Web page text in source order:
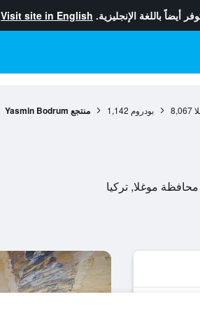
أيضاً باللغة الإنجليزية. Visit site in English
8,067 بودروم 1,142 منتجع Yasmin Bodrum